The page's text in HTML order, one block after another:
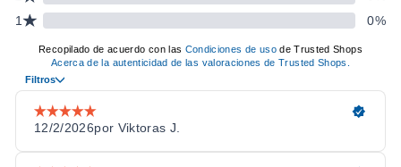
Aros intercambiables(Round, Closed D, Open D…) o sin aro,
Chasis de fibra de carbonocon placa frontal de carbono:
rígido, ligero y sin flexión.
Levas de cambio magnéticas sin contacto
, sin desgaste
mecánico.
Quick Release Asetek sin cables: transmisión estable de